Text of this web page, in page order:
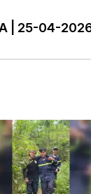
| 25-04-